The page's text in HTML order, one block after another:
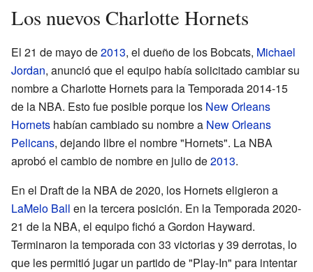
Los nuevos Charlotte Hornets
El 21 de mayo de2013, el dueño de los Bobcats, Michael
Jordan, anunció que el equipo había solicitado cambiar su
nombre a Charlotte Hornets para la Temporada 2014-15
de la NBA. Esto fue posible porque los New Orleans
Hornets habían cambiado su nombre a New Orleans
Pelicans, dejando libre el nombre "Hornets". La NBA
aprobó el cambio de nombre en julio de2013.
En el Draft de la NBA de 2020, los Hornets eligieron a
LaMelo Ball en la tercera posición. En la Temporada 2020-
21 de la NBA, el equipo fichó a Gordon Hayward.
Terminaron la temporada con 33 victorias y 39 derrotas, lo
que les permitió jugar un partido de "Play-In" para intentar